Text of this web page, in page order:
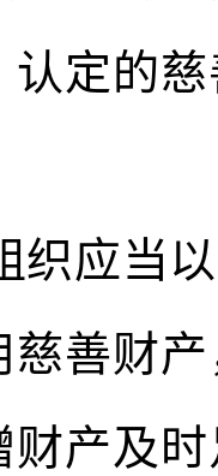
认定的
应当以
慈善财
财产及